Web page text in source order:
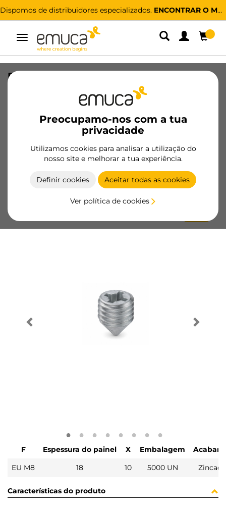
Dispomos de distribuidores especializados. ENCONTRAR O MAIS PRÓXIMO
Alternar
navegação
Preocupamo-nos com a tua
privacidade
Utilizamos cookies para analisar a utilização do
nosso site e melhorar a tua experiência.
Definir cookies Aceitar todas as cookies
Ver política de cookies
Parafuso para sistema de engate
System Ø14, M8x10, tábua de 18 mm,
Zamak, Zincado
8111601/EAN 8432393357171
Produtos essenciais
Tornar-se cliente
Ficha de produto
F Espessura do painel X Embalagem
EU M8
18 10 5000 UN
Características do produto